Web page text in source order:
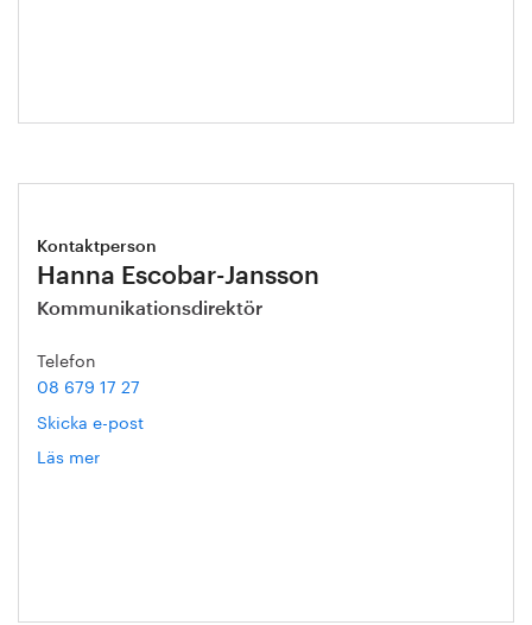
Kontaktperson
Hanna Escobar-Jansson
Kommunikationsdirektör
Telefon
08 679 17 27
Skicka e-post
Läs mer